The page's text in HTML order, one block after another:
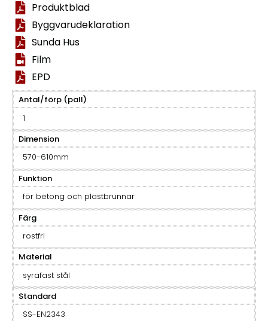
Produktblad
Byggvarudeklaration
Sunda Hus
Film
EPD
Antal/förp (pall)
1
Dimension
570-610mm
Funktion
för betong och plastbrunnar
Färg
rostfri
Material
syrafast stål
Standard
SS-EN2343